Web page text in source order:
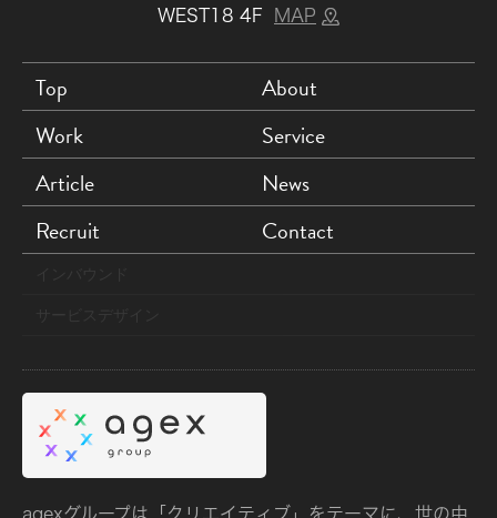
WEST18 4F
MAP
Top
About
Work
Service
Article
News
Recruit
Contact
agexグループは「クリエイティブ」をテーマに、世の中